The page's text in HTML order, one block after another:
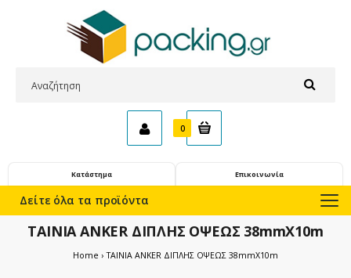
0
Κατάστημα Επικοινωνία
Δείτε όλα τα προϊόντα
ΤΑΙΝΙΑ ANKER ΔΙΠΛΗΣ ΟΨΕΩΣ 38mmX10m
Home ΤΑΙΝΙΑ ANKER ΔΙΠΛΗΣ ΟΨΕΩΣ 38mmX10m